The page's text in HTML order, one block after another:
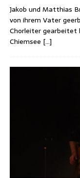
Jakob und Matthias
von ihrem Vater
Chorleiter
Chiemsee […]